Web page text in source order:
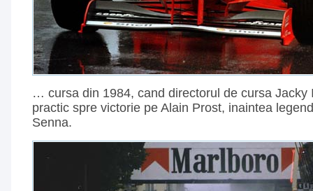
… cursa din 1984, cand directorul de cursa Jacky
practic spre victorie pe Alain Prost, inaintea
Senna.